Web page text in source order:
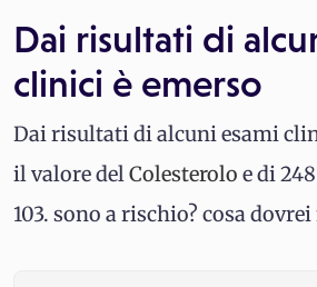
Dai risultati di
clinici è emerso
Dai risultati di alcuni esami
il valore delColesterolo e di
103. sono a rischio? cosa